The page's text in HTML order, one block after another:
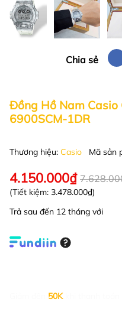
Chia sẻ
Đồng Hồ Nam Casio
6900SCM-1DR
Thương hiệu: Casio Mã sản
4.150.000₫
(Tiết kiệm: 3.478.000₫)
Trả sau đến 12 tháng với
50K